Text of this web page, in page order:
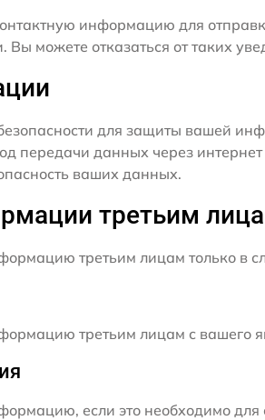
информацию для
можете отказаться от таких
для защиты вашей
передачи данных через
ваших данных.
третьим
третьим лицам только в
третьим лицам с вашего
если это необходимо